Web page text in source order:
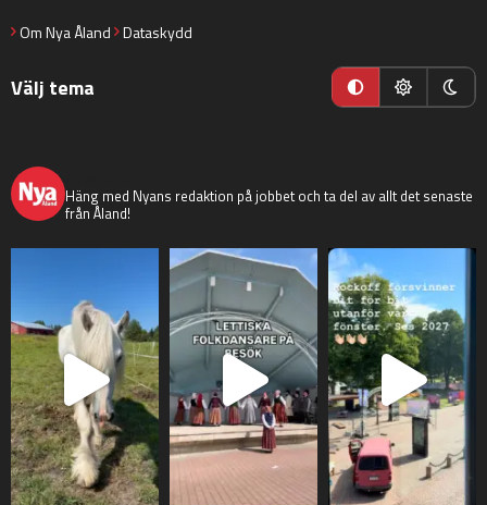
Om Nya Åland Dataskydd
Välj tema
Häng med Nyans redaktion på jobbet och ta del av allt det senaste
från Åland!